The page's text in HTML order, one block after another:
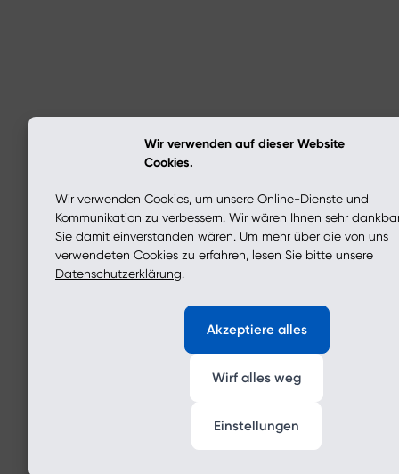
Wir verwenden auf dieser Website
Cookies.
Wir verwenden Cookies, um unsere Online-Dienste und
Kommunikation zu verbessern. Wir wären Ihnen sehr
Sie damit einverstanden wären. Um mehr über die von uns
verwendeten Cookies zu erfahren, lesen Sie bitte unsere
Datenschutzerklärung.
Akzeptiere alles
Wirf alles weg
Einstellungen